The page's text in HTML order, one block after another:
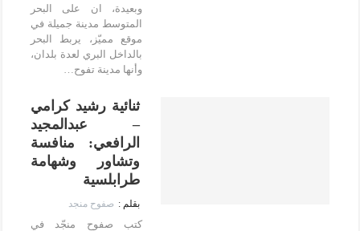
وبعيدة، ان على البحر
المتوسط مدينة جميلة في
موقع مميّز، يربط البحر
بالداخل البري لعدة بلدان،
وأنها مدينة تفوح…
ثنائية رشيد كرامي
– عبدالمجيد
الرافعي: منافسة
وتشاور وشهامة
طرابلسية
صفوح منجد
كتب صفوح منجّد في